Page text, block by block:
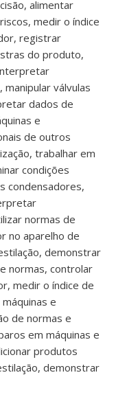
alimentar
medir o índice
registrar
do produto,
válvulas
dados de
e
de outros
trabalhar em
condições
condensadores,
normas de
no aparelho de
demonstrar
normas, controlar
medir o índice de
e
de normas e
em máquinas e
produtos
demonstrar